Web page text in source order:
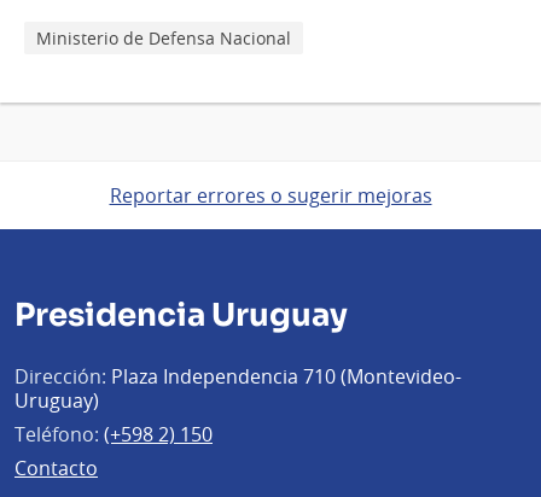
Ministerio de Defensa Nacional
Reportar errores o sugerir mejoras
Presidencia Uruguay
Dirección: Plaza Independencia 710 (Montevideo-
Uruguay)
Teléfono: (+598 2) 150
Contacto